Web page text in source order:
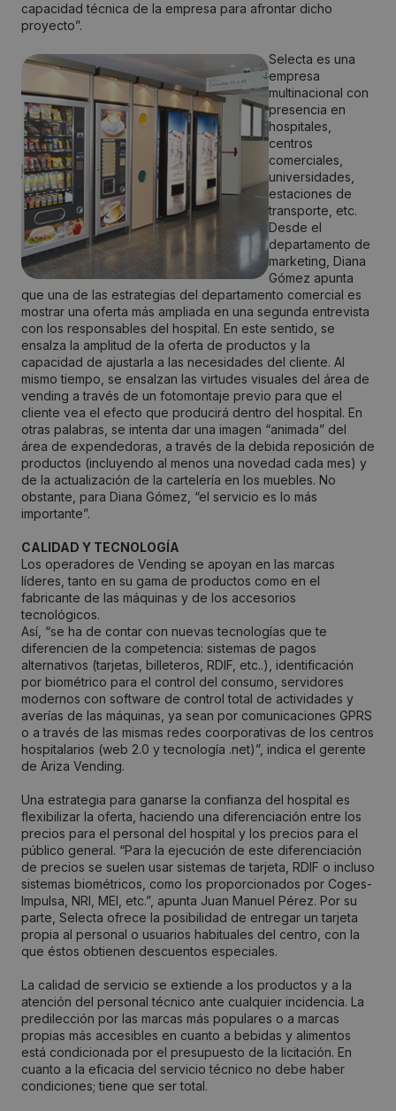
capacidad técnica de la empresa para afrontar dicho
proyecto”.
Selecta es una
empresa
multinacional con
presencia en
hospitales,
centros
comerciales,
universidades,
estaciones de
transporte, etc.
Desde el
departamento de
marketing, Diana
Gómez apunta
que una de las estrategias del departamento comercial es
mostrar una oferta más ampliada en una segunda entrevista
con los responsables del hospital. En este sentido, se
ensalza la amplitud de la oferta de productos y la
capacidad de ajustarla a las necesidades del cliente. Al
mismo tiempo, se ensalzan las virtudes visuales del área de
vending a través de un fotomontaje previo para que el
cliente vea el efecto que producirá dentro del hospital. En
otras palabras, se intenta dar una imagen “animada” del
área de expendedoras, a través de la debida reposición de
productos (incluyendo al menos una novedad cada mes) y
de la actualización de la cartelería en los muebles. No
obstante, para Diana Gómez, “el servicio es lo más
importante”.
CALIDAD Y TECNOLOGÍA
Los operadores de Vending se apoyan en las marcas
líderes, tanto en su gama de productos como en el
fabricante de las máquinas y de los accesorios
tecnológicos.
Así, “se ha de contar con nuevas tecnologías que te
diferencien de la competencia: sistemas de pagos
alternativos (tarjetas, billeteros, RDIF, etc..), identificación
por biométrico para el control del consumo, servidores
modernos con software de control total de actividades y
averías de las máquinas, ya sean por comunicaciones GPRS
o a través de las mismas redes coorporativas de los centros
hospitalarios (web 2.0 y tecnología .net)”, indica el gerente
de Ariza Vending.
Una estrategia para ganarse la confianza del hospital es
flexibilizar la oferta, haciendo una diferenciación entre los
precios para el personal del hospital y los precios para el
público general. “Para la ejecución de este diferenciación
de precios se suelen usar sistemas de tarjeta, RDIF o incluso
sistemas biométricos, como los proporcionados por Coges-
Impulsa, NRI, MEI, etc.”, apunta Juan Manuel Pérez. Por su
parte, Selecta ofrece la posibilidad de entregar un tarjeta
propia al personal o usuarios habituales del centro, con la
que éstos obtienen descuentos especiales.
La calidad de servicio se extiende a los productos y a la
atención del personal técnico ante cualquier incidencia. La
predilección por las marcas más populares o a marcas
propias más accesibles en cuanto a bebidas y alimentos
está condicionada por el presupuesto de la licitación. En
cuanto a la eficacia del servicio técnico no debe haber
condiciones; tiene que ser total.